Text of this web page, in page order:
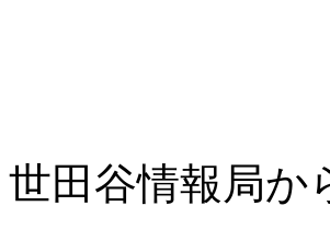
世田谷情報局か